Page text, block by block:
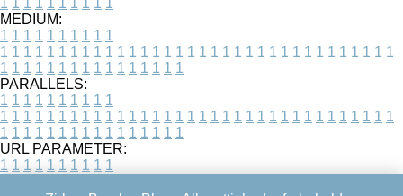
MEDIUM:
1 1 1 1 1 1 1 1 1 1
1 1 1 1 1 1 1 1 1 1 1 1 1 1 1 1 1 1 1 1 1 1 1 1 1 1 1 1 1 1 1 1 1 1
1 1 1 1 1 1 1 1 1 1 1 1 1 1 1 1
PARALLELS:
1 1 1 1 1 1 1 1 1 1
1 1 1 1 1 1 1 1 1 1 1 1 1 1 1 1 1 1 1 1 1 1 1 1 1 1 1 1 1 1 1 1 1 1
1 1 1 1 1 1 1 1 1 1 1 1 1 1 1 1
URL PARAMETER:
1 1 1 1 1 1 1 1 1 1